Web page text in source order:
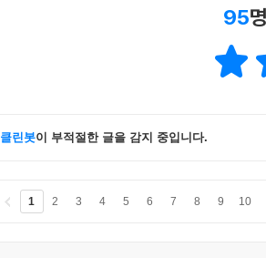
95
클린봇이 부적절한 글을 감지 중입니다.
1 2 3 4 5 6 7 8 9 10